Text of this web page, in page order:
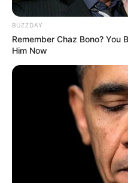
BUZZDAY
Remember Chaz Bono? You
Him Now